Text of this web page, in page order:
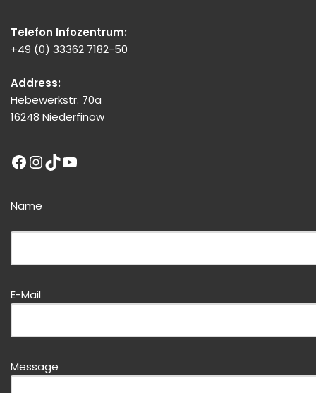
Telefon Infozentrum:
+49 (0) 33362 7182-50
Address:
Hebewerkstr. 70a
16248 Niederfinow
Name
Bitte dieses Feld leer lassen!
Bitte dieses Feld leer lassen!
E-Mail
Message